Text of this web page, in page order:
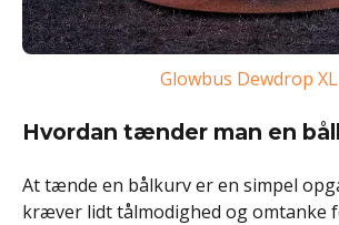
Glowbus Dewdrop XL
Hvordan tænder man en
At tænde en bålkurv er en simpel
kræver lidt tålmodighed og omtanke